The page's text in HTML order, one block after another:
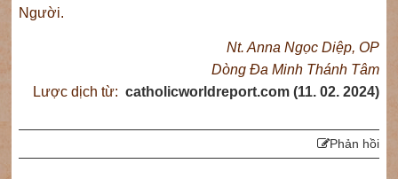
Người.
Nt. Anna Ngọc Diệp, OP
Dòng Đa Minh Thánh Tâm
Lược dịch từ: catholicworldreport.com (11. 02. 2024)
Phản hồi